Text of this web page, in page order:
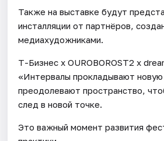
Также на выставке будут
инсталляции от партнёров,
медиахудожниками.
Т-Бизнес х OUROBOROSТ2 х
«Интервалы прокладывают
преодолевают пространство,
след в новой точке.
Это важный момент развития